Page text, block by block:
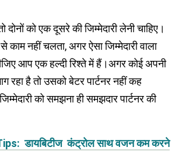
को एक दूसरे की जिम्मेदारी लेनी चाहिए।
से काम नहीं चलता, अगर ऐसा जिम्मेदारी वाला
आप एक हल्दी रिश्ते में हैं।अगर कोई अपनी
रहा है तो उसको बेटर पार्टनर नहीं कह
को समझना ही समझदार पार्टनर की
डायबिटीज कंट्रोल साथ वजन कम करने